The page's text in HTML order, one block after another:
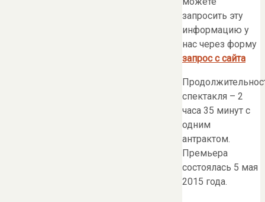
запросить эту
информацию у
нас через форму
запрос с сайта
спектакля – 2
часа 35 минут с
одним
антрактом.
Премьера
состоялась 5 мая
2015 года.